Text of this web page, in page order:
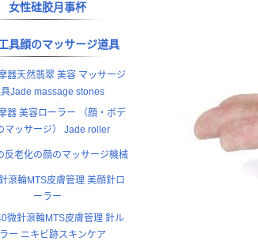
女性硅胶月事杯
具顔のマッサージ道具
器天然翡翠 美容 マッサージ
Jade massage stones
器 美容ローラー （顔・ボデ
マッサージ） Jade roller
反老化の顔のマッサージ機械
滾輪MTS皮膚管理 美顔針ロ
ーラー
微針滾輪MTS皮膚管理 針ル
ー ニキビ跡スキンケア